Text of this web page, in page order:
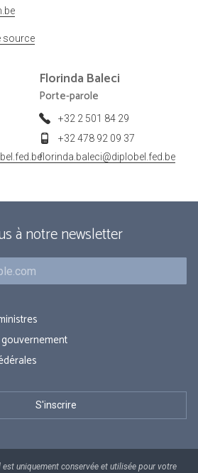
source
Florinda Baleci
Porte-parole
+32 2 501 84 29
+32 478 92 09 37
florinda.baleci@diplobel.fed.be
à notre newsletter
est uniquement conservée et utilisée pour votre